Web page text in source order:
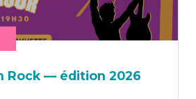
Rock — édi­tion 2026